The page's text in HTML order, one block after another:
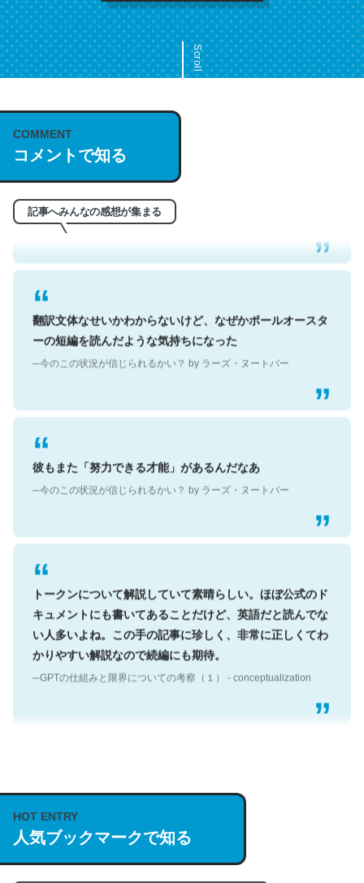
Scroll
COMMENT
コメントで知る
記事へみんなの感想が集まる
う。英語少しでも読める人は原文もお勧め。自分はこの流
れ好き。Let’s Fucking Go. Then Covid hit. Shit.
─今のこの状況が信じられるかい？ by ラーズ・ヌートバー
ーの短編を読んだような気持ちになった
キュメントにも書いてあることだけど、英語だと読んでな
い人多いよね。この手の記事に珍しく、非常に正しくてわ
かりやすい解説なので続編にも期待。
説してる記事が少ないので貴重な良記事。/続編来た
https://isobe324649.hatenablog.com/entry/2023/03/27
/064121
─GPTの仕組みと限界についての考察（１） - conceptualization
HOT ENTRY
人気ブックマークで知る